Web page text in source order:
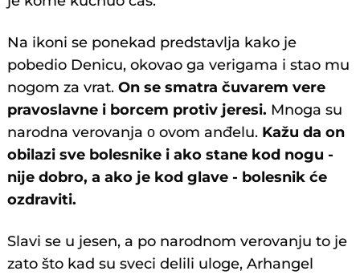
Na ikoni se ponekad predstavlja kako je
pobedio Denicu, okovao ga verigama i stao mu
nogom za vrat.On se smatra čuvarem vere
pravoslavne i borcem protiv jeresi. Mnoga su
narodna verovanja ο ovom anđelu. Kažu da on
obilazi sve bolesnike i ako stane kod nogu -
nije dobro, a ako je kod glave - bolesnik će
ozdraviti.
Slavi se u jesen, a po narodnom verovanju to je
zato što kad su sveci delili uloge, Arhangel